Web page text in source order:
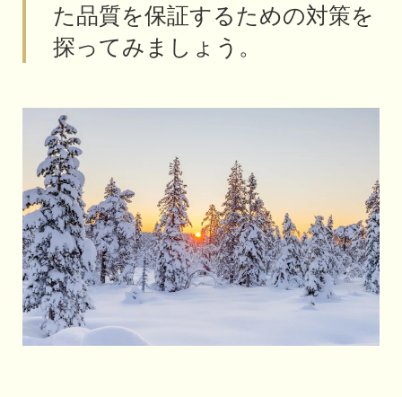
た品質を保証するための対策を
探ってみましょう。